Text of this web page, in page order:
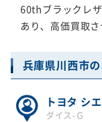
60thブラックレ
あり、高価買取さ
兵庫県川西市
トヨタ シ
ダイス-Ｇ